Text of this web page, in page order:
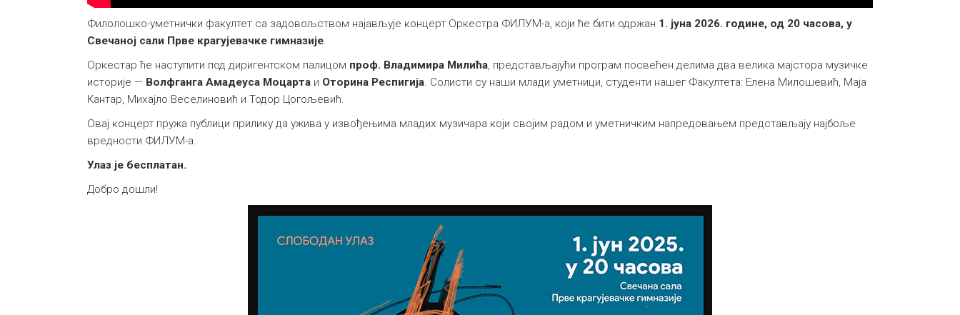
Филолошко-уметнички факултет са задовољством најављује концерт Оркестра ФИЛУМ-а, који ће бити одржан 1. јуна 2026. године, од 20 часова, у
Свечаној сали Прве крагујевачке гимназије.
Оркестар ће наступити под диригентском палицом проф. Владимира Милића, представљајући програм посвећен делима два велика мајстора музичке
историје — Волфганга Амадеуса Моцарта и Оторина Респигија. Солисти су наши млади уметници, студенти нашег Факултета: Елена Милошевић, Маја
Кантар, Михајло Веселиновић и Тодор Цогољевић.
Овај концерт пружа публици прилику да ужива у извођењима младих музичара који својим радом и уметничким напредовањем представљају најбоље
вредности ФИЛУМ-а.
Улаз је бесплатан.
Добро дошли!